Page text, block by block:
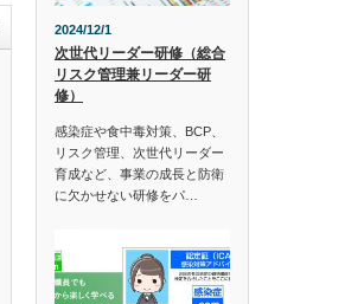
2024/12/1
次世代リーダー研修（総合
リスク管理兼リーダー研
修）
感染症や食中毒対策、BCP、
リスク管理、次世代リーダー
育成など、事業の成長と防衛
に欠かせない研修をパ…